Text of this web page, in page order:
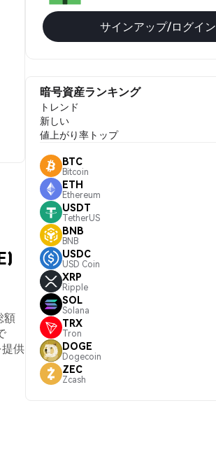
額
供
サインアップ/ログイン
暗号資産ランキング
トレンド
新しい
値上がり率トップ
BTC
Bitcoin
ETH
Ethereum
USDT
TetherUS
BNB
BNB
USDC
USD Coin
XRP
Ripple
SOL
Solana
TRX
Tron
DOGE
Dogecoin
ZEC
Zcash